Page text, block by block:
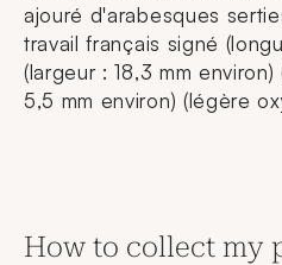
ajouré d'arabesques
travail français signé
(largeur : 18,3 mm
5,5 mm environ) (légère
How to collect my